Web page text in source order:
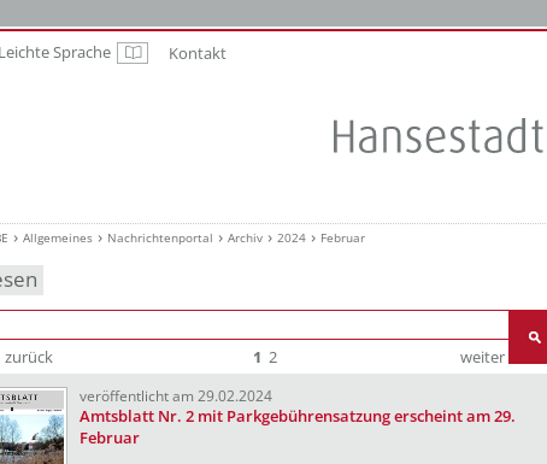
Leichte Sprache Leichte Sprache
Kontakt
Allgemeines Nachrichtenportal Archiv 2024 Februar
zurück 1 2 weiter
veröffentlicht am 29.02.2024
Amtsblatt Nr. 2 mit Parkgebührensatzung erscheint am 29.
Februar